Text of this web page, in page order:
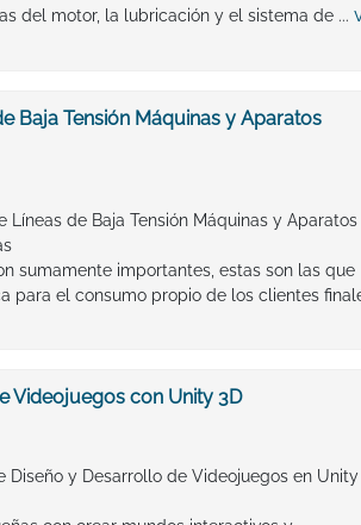
del motor, la lubricación y el sistema de ...
Baja Tensión Máquinas y Aparatos
Líneas de Baja Tensión Máquinas y Aparatos
sumamente importantes, estas son las que
para el consumo propio de los clientes
Videojuegos con Unity 3D
Diseño y Desarrollo de Videojuegos en Unity